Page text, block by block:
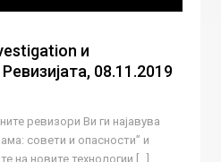
и
08.11.2019
ревизори Ви ги најавува
совети и опасности” и
на новите технологии [...]